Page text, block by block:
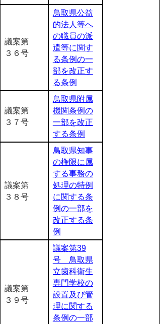
議案第
３６号
鳥取県公益
的法人等へ
の職員の派
遣等に関す
る条例の一
部を改正す
る条例
議案第
３７号
鳥取県附属
機関条例の
一部を改正
する条例
議案第
３８号
鳥取県知事
の権限に属
する事務の
処理の特例
に関する条
例の一部を
改正する条
例
議案第
３９号
議案第39
号 鳥取県
立歯科衛生
専門学校の
設置及び管
理に関する
条例の一部